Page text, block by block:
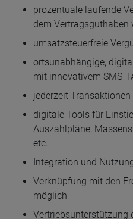
prozentuale laufende
dem Vertragsguthaben
umsatzsteuerfreie
ortsunabhängige,
mit innovativem SMS-
jederzeit
digitale Tools für
Auszahlpläne,
etc.
Integration und
Verknüpfung mit den
möglich
Vertriebsunterstützung